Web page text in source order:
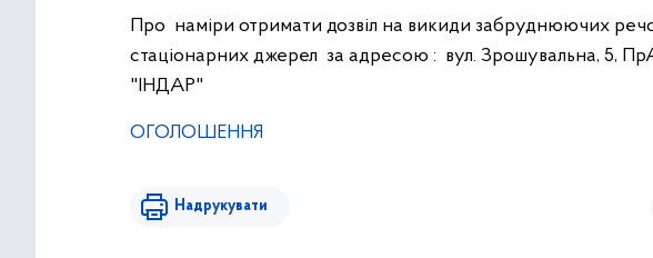
Про наміри отримати дозвіл на викиди забруднюючих
стаціонарних джерел за адресою : вул. Зрошувальна, 5,
"ІНДАР"
ОГОЛОШЕННЯ
Надрукувати